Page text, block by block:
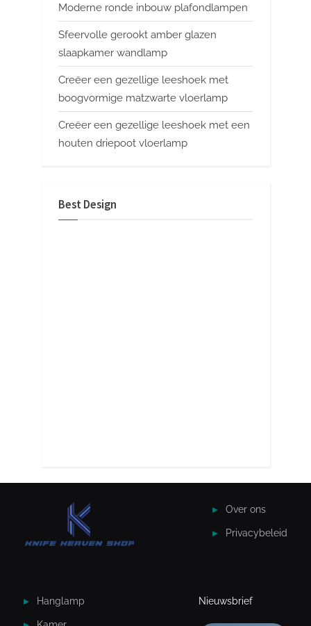
Moderne ronde inbouw plafondlampen
Sfeervolle gerookt amber glazen
slaapkamer wandlamp
Creëer een gezellige leeshoek met
boogvormige matzwarte vloerlamp
Creëer een gezellige leeshoek met een
houten driepoot vloerlamp
Best Design
Over ons
Privacybeleid
Hanglamp Nieuwsbrief